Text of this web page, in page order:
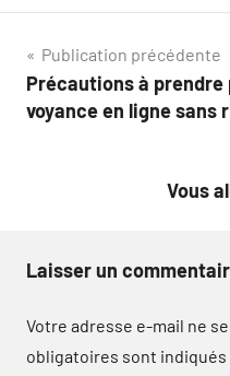
Navigation
de
Publication précédente
Précautions à
voyance en ligne sans
Vous
Laisser un
Votre adresse e-mail ne
obligatoires sont indiqués